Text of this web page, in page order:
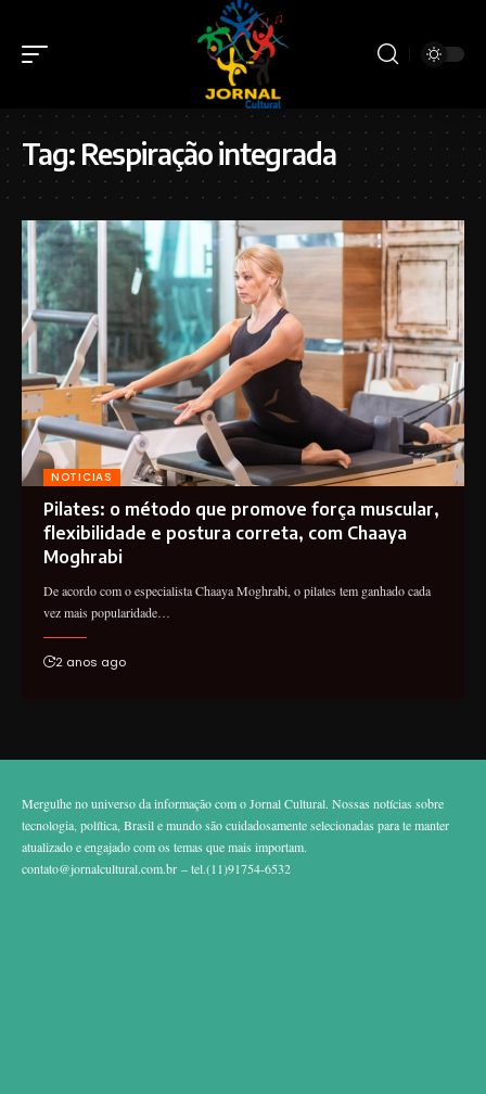
Tag: Respiração integrada
NOTICIAS
Pilates: o método que promove força muscular,
flexibilidade e postura correta, com Chaaya
Moghrabi
De acordo com o especialista Chaaya Moghrabi, o pilates tem ganhado cada
vez mais popularidade…
2 anos ago
Mergulhe no universo da informação com o Jornal Cultural. Nossas notícias sobre
tecnologia, política, Brasil e mundo são cuidadosamente selecionadas para te manter
atualizado e engajado com os temas que mais importam.
contato@jornalcultural.com.br – tel.(11)91754-6532